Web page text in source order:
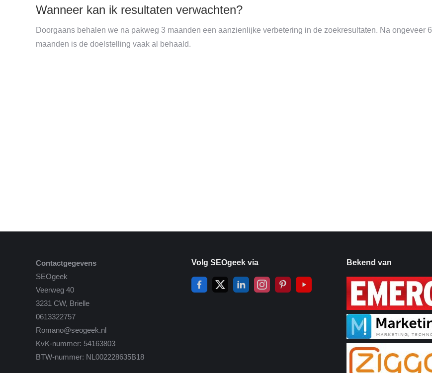
Wanneer kan ik resultaten verwachten?
Doorgaans behalen we na pakweg 3 maanden een aanzienlijke verbetering in de zoekresultaten. Na ongeveer 6
maanden is de doelstelling vaak al behaald.
Contactgegevens
SEOgeek
Veerweg 40
3231 CW, Brielle
0613322757
Romano@seogeek.nl
KvK-nummer: 54163803
BTW-nummer: NL002228635B18
Volg SEOgeek via Bekend van